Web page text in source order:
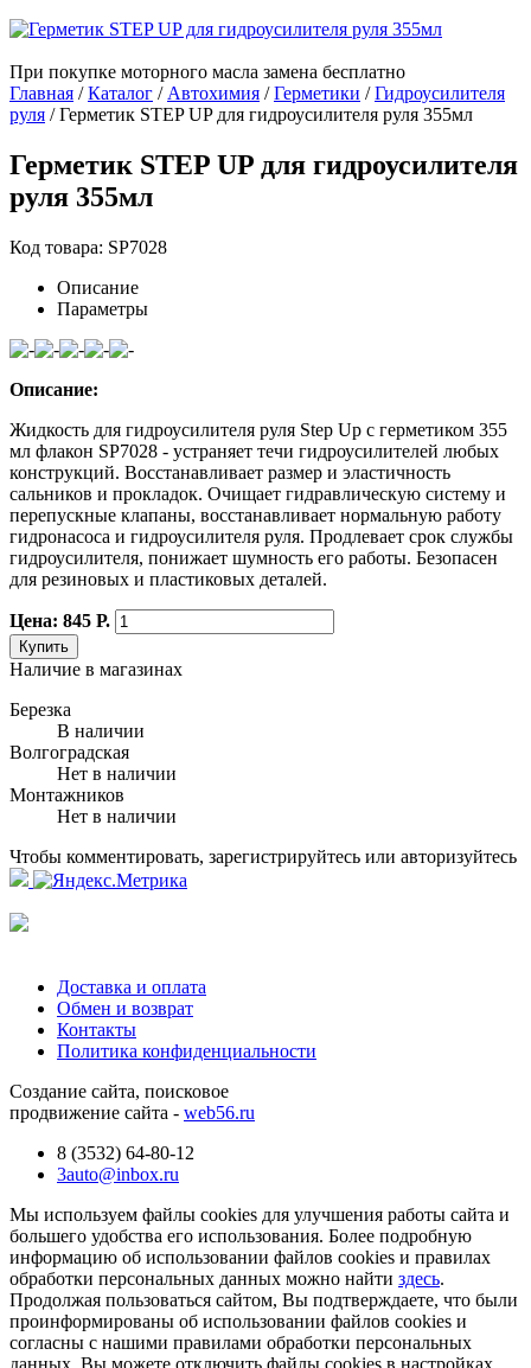
При покупке моторного масла замена бесплатно
Главная /Каталог / Автохимия /Герметики /Гидроусилителя
руля /Герметик STEP UP для гидроусилителя руля 355мл
Герметик STEP UP для гидроусилителя
руля 355мл
Код товара: SP7028
Описание
Параметры
Описание:
Жидкость для гидроусилителя руля Step Up c герметиком 355
мл флакон SP7028 - устраняет течи гидроусилителей любых
конструкций. Восстанавливает размер и эластичность
сальников и прокладок. Очищает гидравлическую систему и
перепускные клапаны, восстанавливает нормальную работу
гидронасоса и гидроусилителя руля. Продлевает срок службы
гидроусилителя, понижает шумность его работы. Безопасен
для резиновых и пластиковых деталей.
Цена: 845 Р.
Купить
Наличие в магазинах
Березка
В наличии
Волгоградская
Нет в наличии
Монтажников
Нет в наличии
Чтобы комментировать, зарегистрируйтесь или авторизуйтесь
Доставка и оплата
Обмен и возврат
Контакты
Политика конфиденциальности
Создание сайта, поисковое
продвижение сайта - web56.ru
8 (3532) 64-80-12
3auto@inbox.ru
Мы используем файлы cookies для улучшения работы сайта и
большего удобства его использования. Более подробную
информацию об использовании файлов cookies и правилах
обработки персональных данных можно найти здесь.
Продолжая пользоваться сайтом, Вы подтверждаете, что были
проинформированы об использовании файлов cookies и
согласны с нашими правилами обработки персональных
данных. Вы можете отключить файлы cookies в настройках